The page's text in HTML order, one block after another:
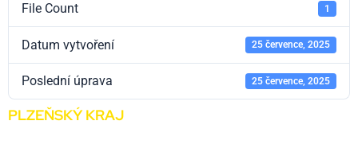
File Count 1
Datum vytvoření 25 července, 2025
Poslední úprava 25 července, 2025
PLZEŇSKÝ KRAJ